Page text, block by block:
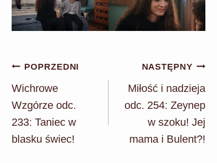
Nawigacja
wpisu
POPRZEDNI
Wichrowe
Wzgórze odc.
233: Taniec w
blasku świec!
NASTĘPNY
Miłość i nadzieja
odc. 254: Zeynep
w szoku! Jej
mama i Bulent?!